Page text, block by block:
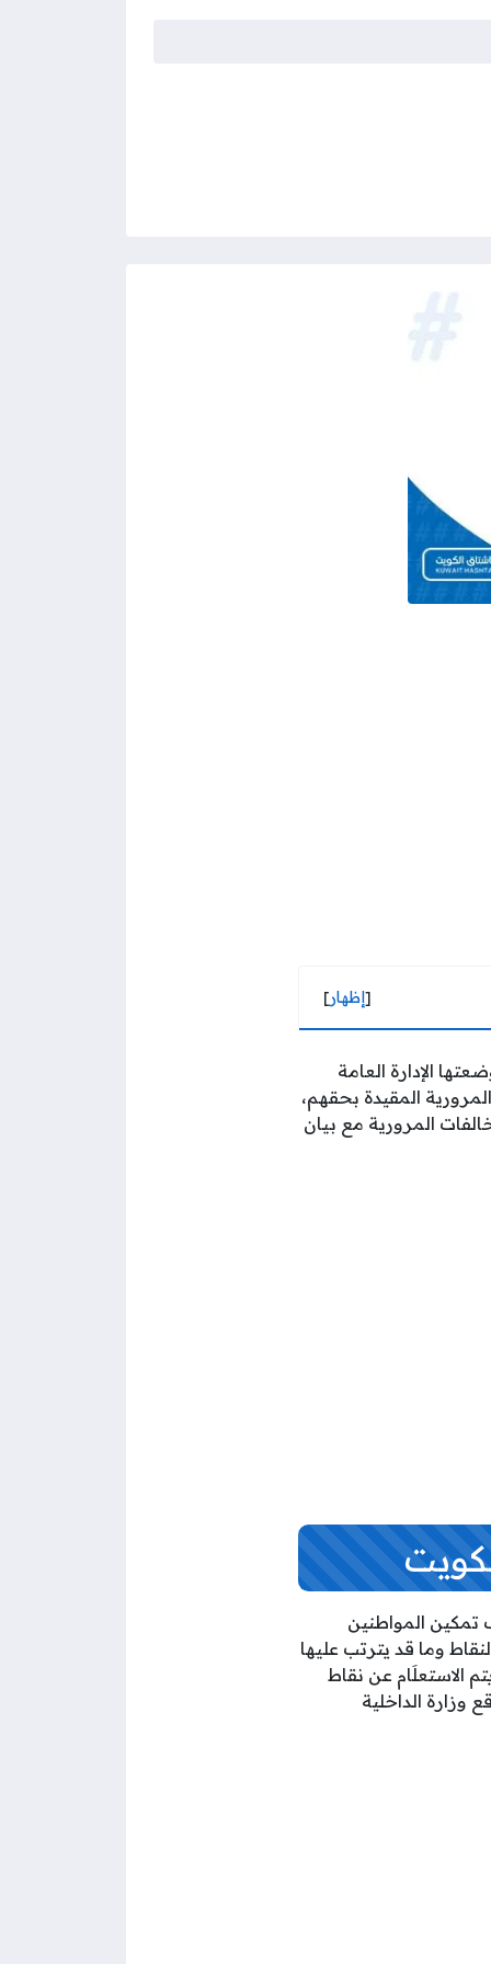
[إظهار]
الإدارة العامة
المقيدة بحقهم،
المرورية مع بيان
تمكين المواطنين
وما قد يترتب عليها
في حال وصول نقاط المرور إلى (50) نقطة، ويتم الاستعلَام عن نقاط
وزارة الداخلية